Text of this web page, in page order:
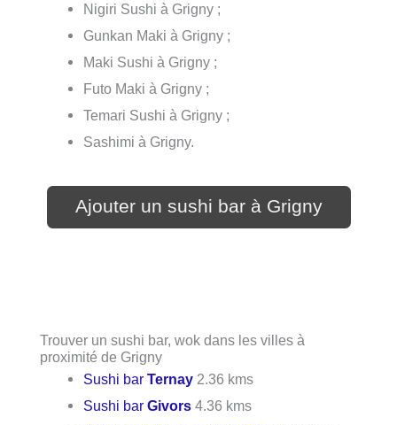
Nigiri Sushi à Grigny ;
Gunkan Maki à Grigny ;
Maki Sushi à Grigny ;
Futo Maki à Grigny ;
Temari Sushi à Grigny ;
Sashimi à Grigny.
Ajouter un sushi bar à Grigny
Trouver un sushi bar, wok dans les villes à
proximité de Grigny
Sushi barTernay 2.36 kms
Sushi barGivors 4.36 kms